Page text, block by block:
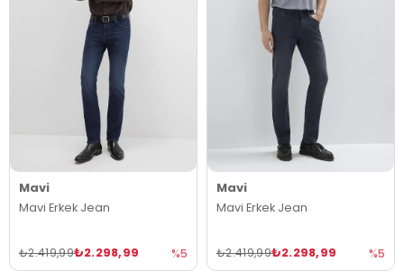
Mavi
Mavi Erkek Jean
₺2.298,99
₺2.419,99 %5
Mavi
Mavi Erkek Jean
₺2.298,99
₺2.419,99 %5